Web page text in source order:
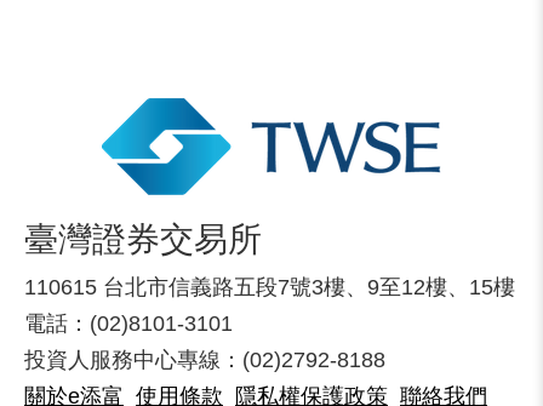
臺灣證券交易所
110615 台北市信義路五段7號3樓、9至12樓、15樓
電話：(02)8101-3101
投資人服務中心專線：(02)2792-8188
關於e添富 使用條款 隱私權保護政策 聯絡我們